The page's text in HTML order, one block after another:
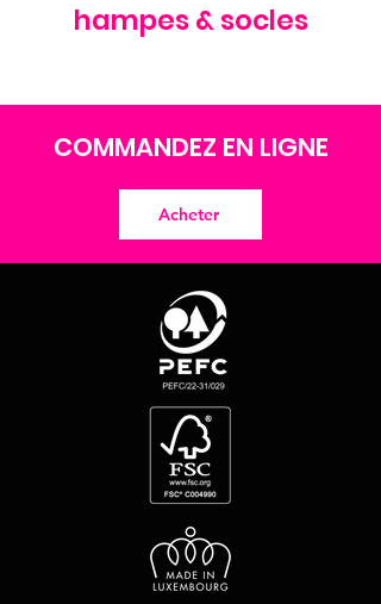
hampes & socles
COMMANDEZ EN LIGNE
Acheter